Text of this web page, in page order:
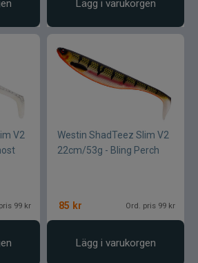
Lägg i varukorgen
V2
99 kr
Westin ShadTeez Slim V2
22cm/53g - Bling Perch
85 kr Ord. pris 99 kr
Lägg i varukorgen